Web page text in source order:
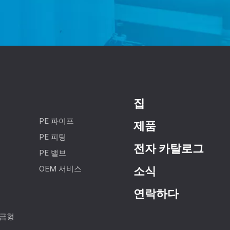
형
PE 파이프
PE 피팅
PE 밸브
OEM 서비스
집
제품
전자 카탈로그
소식
연락하다